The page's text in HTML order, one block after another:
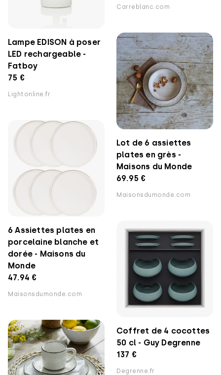
Carreblanc.com
Lampe EDISON à poser
LED rechargeable -
Fatboy
75 €
Lightonline.fr
Lot de 6 assiettes
plates en grès -
Maisons du Monde
69.95 €
Maisonsdumonde.com
6 Assiettes plates en
porcelaine blanche et
dorée - Maisons du
Monde
47.94 €
Maisonsdumonde.com
Coffret de 4 cocottes
50 cl - Guy Degrenne
137 €
Degrenne.fr